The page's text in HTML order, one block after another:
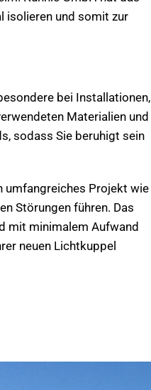
isolieren und somit zur
bei Installationen,
Materialien und
sodass Sie beruhigt sein
umfangreiches Projekt wie
Störungen führen. Das
mit minimalem Aufwand
neuen Lichtkuppel